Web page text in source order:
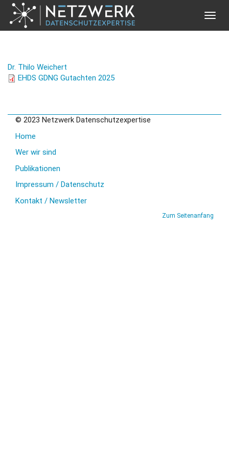
Toggle
Dr. Thilo Weichert
EHDS GDNG Gutachten 2025
© 2023 Netzwerk Datenschutzexpertise
Home
Wer wir sind
Publikationen
Impressum / Datenschutz
Kontakt / Newsletter
Zum Seitenanfang